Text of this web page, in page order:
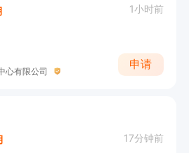
to occupational ethics & co
1小时前
心有限公司
申请
17分钟前